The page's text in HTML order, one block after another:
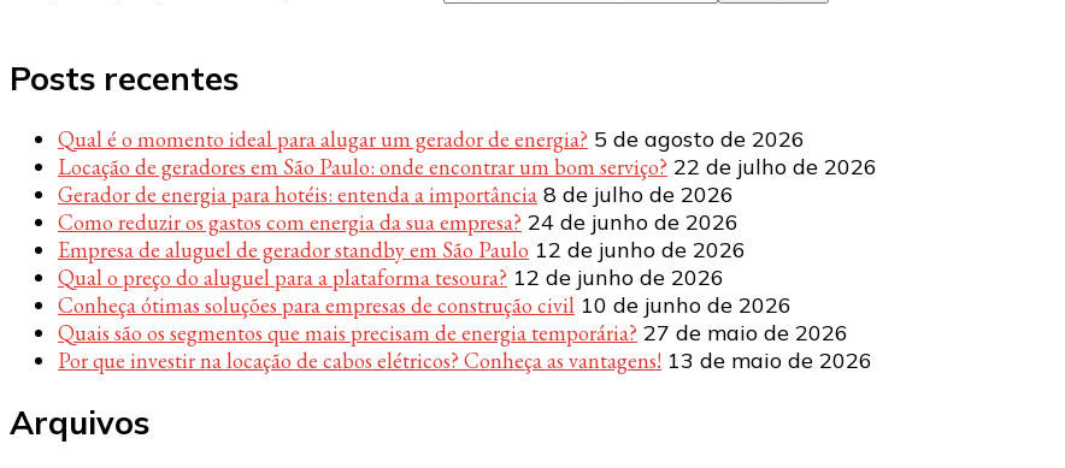
Posts recentes
Qual é o momento ideal para alugar um gerador de energia? 5 de agosto de 2026
Locação de geradores em São Paulo: onde encontrar um bom serviço? 22 de julho de 2026
Gerador de energia para hotéis: entenda a importância 8 de julho de 2026
Como reduzir os gastos com energia da sua empresa? 24 de junho de 2026
Empresa de aluguel de gerador standby em São Paulo 12 de junho de 2026
Qual o preço do aluguel para a plataforma tesoura? 12 de junho de 2026
Conheça ótimas soluções para empresas de construção civil 10 de junho de 2026
Quais são os segmentos que mais precisam de energia temporária? 27 de maio de 2026
Por que investir na locação de cabos elétricos? Conheça as vantagens! 13 de maio de 2026
Arquivos